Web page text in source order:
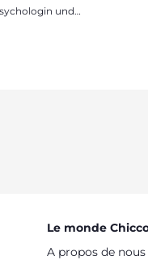
Le monde
A propos de nous